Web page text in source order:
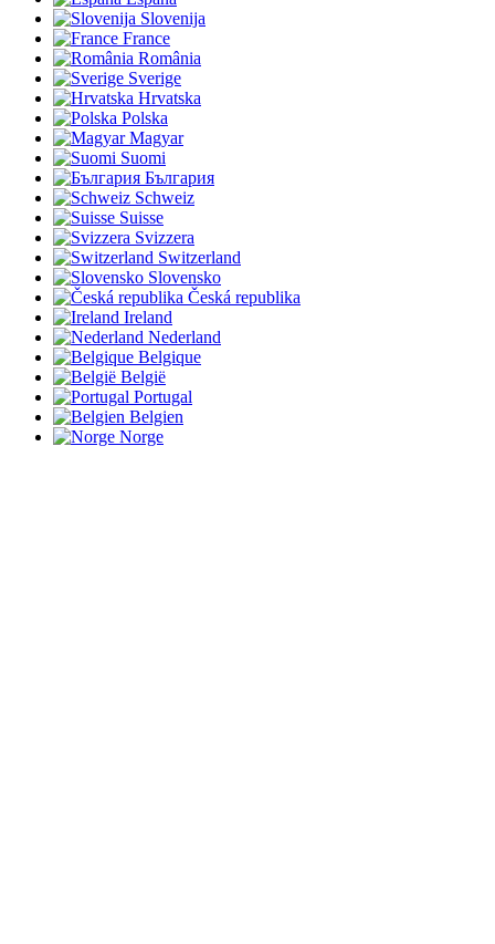
Slovenija
France
România
Sverige
Hrvatska
Polska
Magyar
Suomi
България
Schweiz
Suisse
Svizzera
Switzerland
Slovensko
Česká republika
Ireland
Nederland
Belgique
België
Portugal
Belgien
Norge